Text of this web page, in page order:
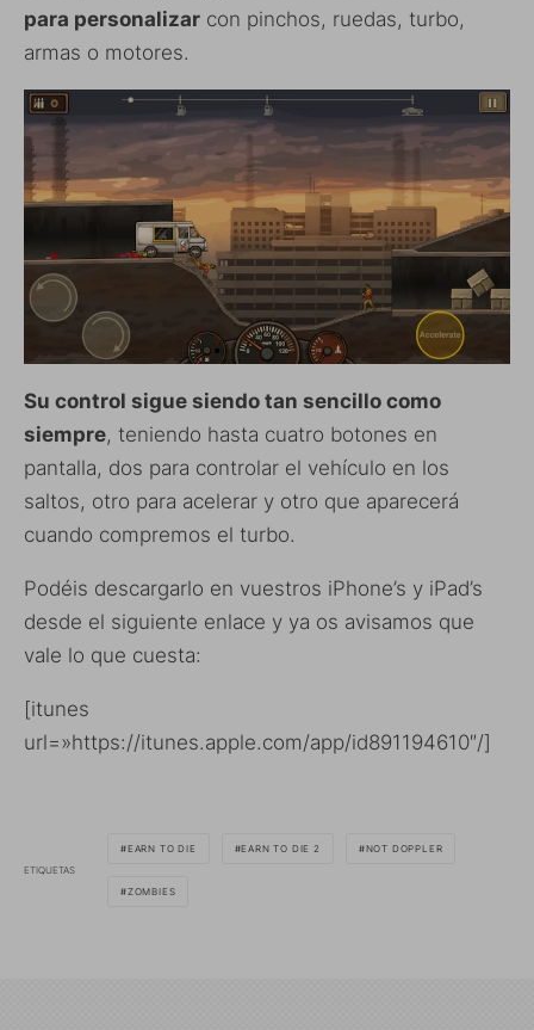
para personalizar con pinchos, ruedas, turbo,
armas o motores.
Su control sigue siendo tan sencillo como
siempre, teniendo hasta cuatro botones en
pantalla, dos para controlar el vehículo en los
saltos, otro para acelerar y otro que aparecerá
cuando compremos el turbo.
Podéis descargarlo en vuestros iPhone’s y iPad’s
desde el siguiente enlace y ya os avisamos que
vale lo que cuesta:
[itunes
url=»https://itunes.apple.com/app/id891194610″/]
ETIQUETAS
EARN TO DIE EARN TO DIE 2 NOT DOPPLER
ZOMBIES